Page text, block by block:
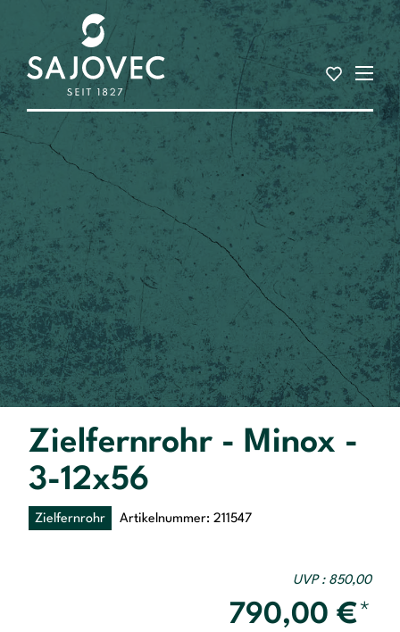
Zielfernrohr - Minox -
3-12x56
Zielfernrohr Artikelnummer: 211547
UVP : 850,00
790,00 €*